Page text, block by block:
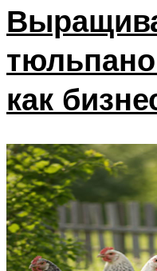
как